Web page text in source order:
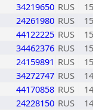
34219650 RUS
24261980 RUS
44122225 RUS
34462376 RUS
24159891 RUS
34272747 RUS
44170858 RUS
24228150 RUS